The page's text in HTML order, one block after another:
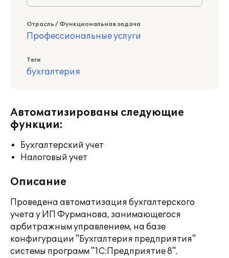
Отрасль / Функциональная задача
Профессиональные услуги
Теги
бухгалтерия
Автоматизированы следующие
функции:
Бухгалтерский учет
Налоговый учет
Описание
Проведена автоматизация бухгалтерского
учета у ИП Фурманова, занимающегося
арбитражным управлением, на базе
конфигурации "Бухгалтерия предприятия"
системы программ "1С:Предприятие 8".